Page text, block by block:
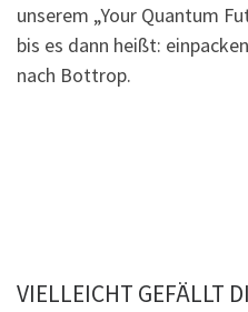
unserem „Your Quantum
bis es dann heißt:
nach Bottrop.
VIELLEICHT GEFÄLLT